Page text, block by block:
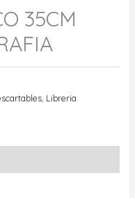
35CM
, Libreria